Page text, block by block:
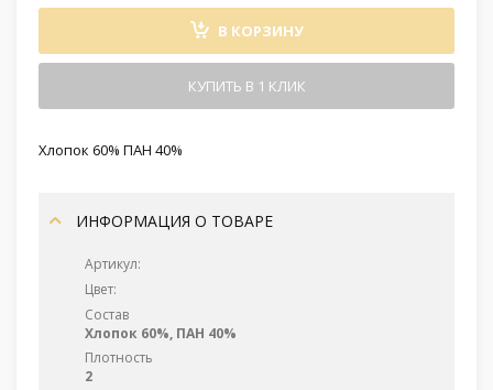
В КОРЗИНУ
КУПИТЬ В 1 КЛИК
Хлопок 60% ПАН 40%
ИНФОРМАЦИЯ О ТОВАРЕ
Артикул:
Цвет:
Состав
Хлопок 60%, ПАН 40%
Плотность
2